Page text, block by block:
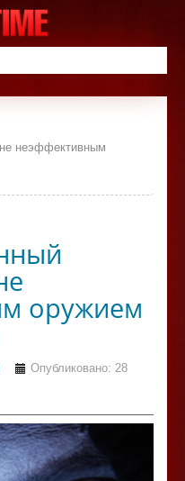
неэффективным
оружием
Опубликовано: 28